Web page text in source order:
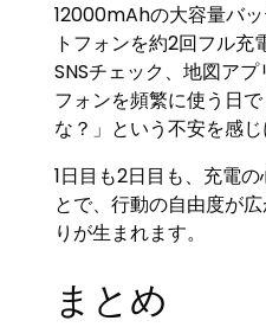
12000mAhの大容量バ
トフォンを約2回フル
SNSチェック、地図ア
フォンを頻繁に使う日
な？」という不安を感じ
1日目も2日目も、充電
とで、行動の自由度が
りが生まれます。
まとめ